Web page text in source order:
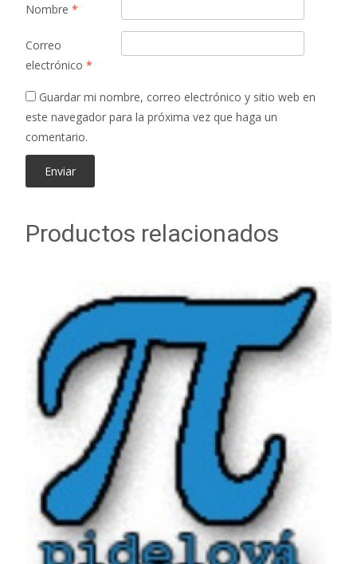
Nombre *
Correo
electrónico *
Guardar mi nombre, correo electrónico y sitio web en
este navegador para la próxima vez que haga un
comentario.
Productos relacionados